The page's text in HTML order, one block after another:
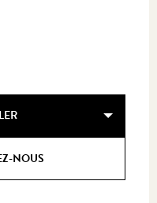
NOUS